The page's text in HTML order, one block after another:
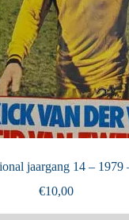
jaargang 14 – 1979
€10,00